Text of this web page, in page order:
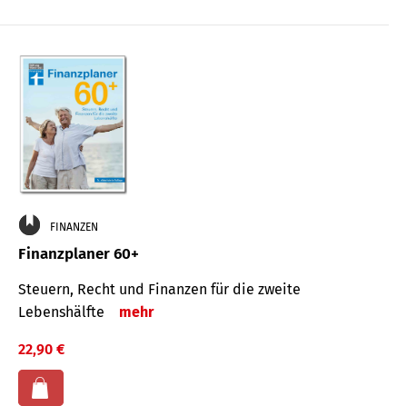
FINANZEN
Finanzplaner 60+
Steuern, Recht und Finanzen für die zweite
Lebenshälfte
mehr
22,90 €